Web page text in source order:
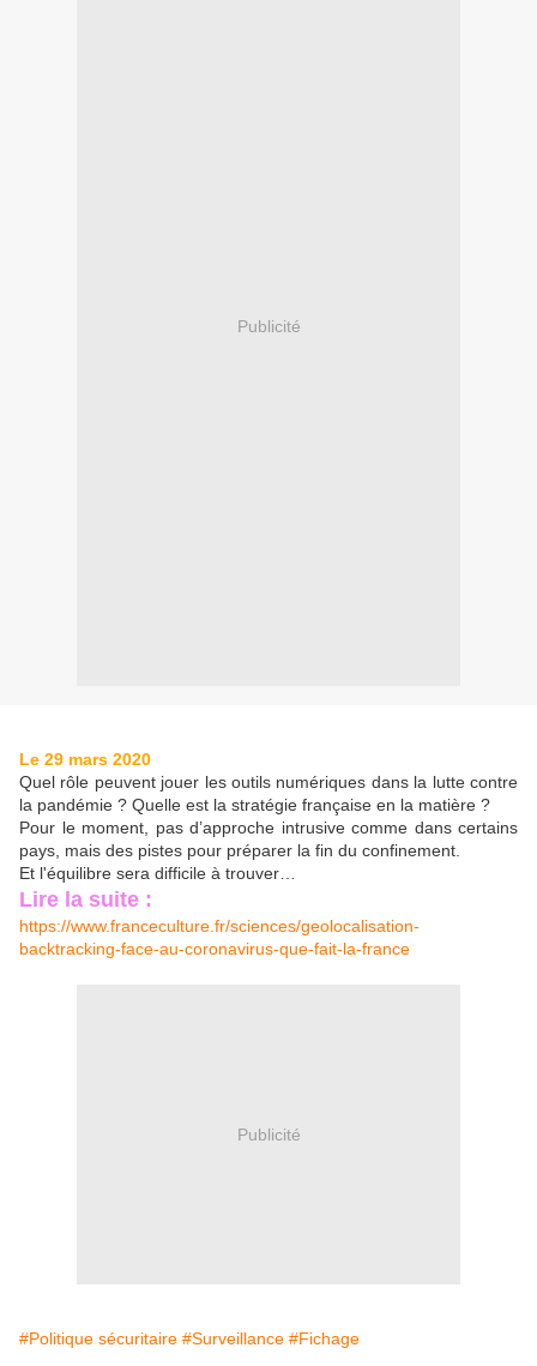
Publicité
Le 29 mars 2020
Quel rôle peuvent jouer les outils numériques dans la lutte contre
la pandémie ? Quelle est la stratégie française en la matière ?
Pour le moment, pas d’approche intrusive comme dans certains
pays, mais des pistes pour préparer la fin du confinement.
Et l'équilibre sera difficile à trouver…
Lire la suite :
https://www.franceculture.fr/sciences/geolocalisation-
backtracking-face-au-coronavirus-que-fait-la-france
Publicité
#Politique sécuritaire #Surveillance #Fichage